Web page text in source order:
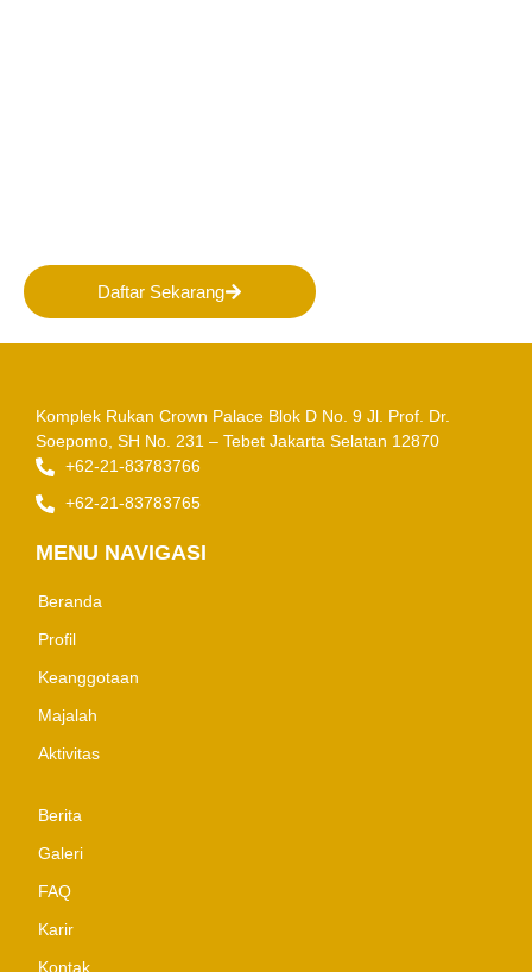
Daftar Sekarang
Komplek Rukan Crown Palace Blok D No. 9 Jl. Prof. Dr.
Soepomo, SH No. 231 – Tebet Jakarta Selatan 12870
+62-21-83783766
+62-21-83783765
MENU NAVIGASI
Beranda
Profil
Keanggotaan
Majalah
Aktivitas
Berita
Galeri
FAQ
Karir
Kontak